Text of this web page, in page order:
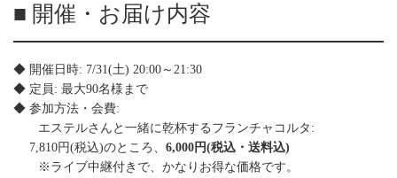
■ 開催・お届け内容
◆ 開催日時: 7/31(土) 20:00～21:30
◆ 定員: 最大90名様まで
◆ 参加方法・会費:
エステルさんと一緒に乾杯するフランチャコルタ:
7,810円(税込)のところ、 6,000円(税込・送料込)
※ライブ中継付きで、かなりお得な価格です。